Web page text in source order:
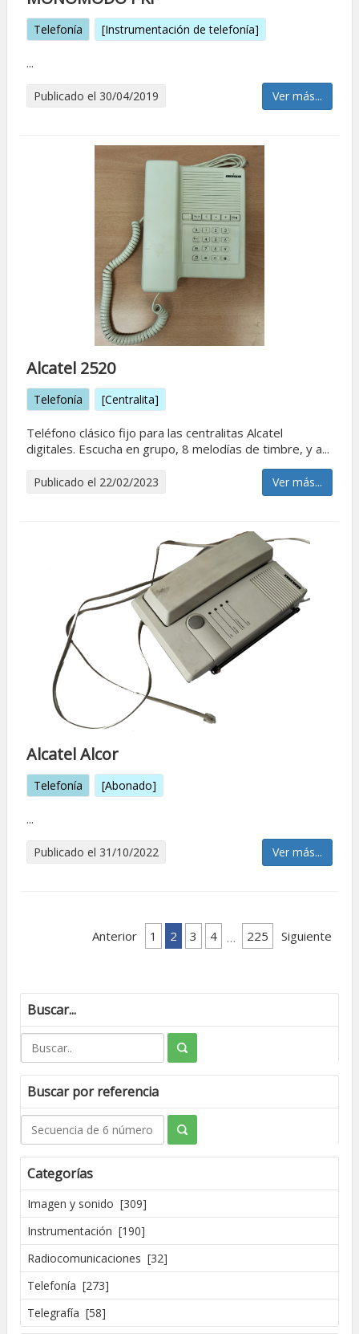
Telefonía [Instrumentación de telefonía]
...
Publicado el 30/04/2019 Ver más...
Alcatel 2520
Telefonía [Centralita]
Teléfono clásico fijo para las centralitas Alcatel
digitales. Escucha en grupo, 8 melodías de timbre, y a...
Publicado el 22/02/2023 Ver más...
Alcatel Alcor
Telefonía [Abonado]
...
Publicado el 31/10/2022 Ver más...
Anterior 1 2 3 4 … 225 Siguiente
Buscar...
Buscar por referencia
Categorías
Imagen y sonido [309]
Instrumentación [190]
Radiocomunicaciones [32]
Telefonía [273]
Telegrafía [58]